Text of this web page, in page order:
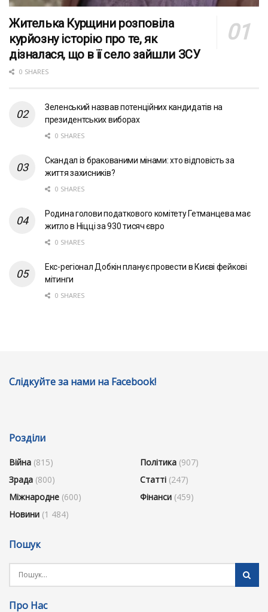
Жителька Курщини розповіла
курйозну історію про те, як
дізналася, що в її село зайшли ЗСУ
0 SHARES
Зеленський назвав потенційних кандидатів на
президентських виборах
0 SHARES
Скандал із бракованими мінами: хто відповість за
життя захисників?
0 SHARES
Родина голови податкового комітету Гетманцева має
житло в Ніцці за 930 тисяч євро
0 SHARES
Екс-регіонал Добкін планує провести в Києві фейкові
мітинги
0 SHARES
Слідкуйте за нами на Facebook!
Розділи
Війна (815)
Зрада (800)
Міжнародне (600)
Новини (1 484)
Політика (907)
Статті (247)
Фінанси (459)
Пошук
Про Нас